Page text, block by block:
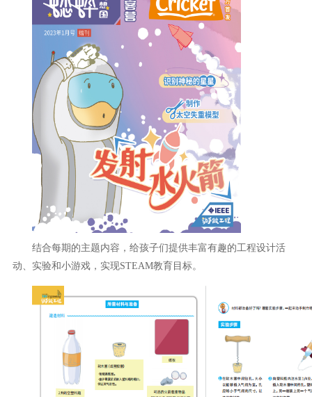
结合每期的主题内容，给孩子们提供丰富有趣的工程设计活
动、实验和小游戏，实现STEAM教育目标。